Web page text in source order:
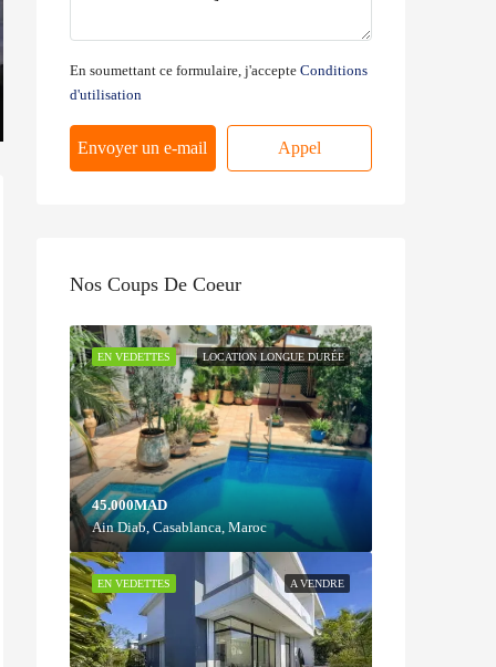
En soumettant ce formulaire, j'accepte Conditions
d'utilisation
Envoyer un e-mail Appel
Nos Coups De Coeur
LOCATION LONGUE DURÉE
EN VEDETTES
45.000MAD
Ain Diab, Casablanca, Maroc
A VENDRE
EN VEDETTES